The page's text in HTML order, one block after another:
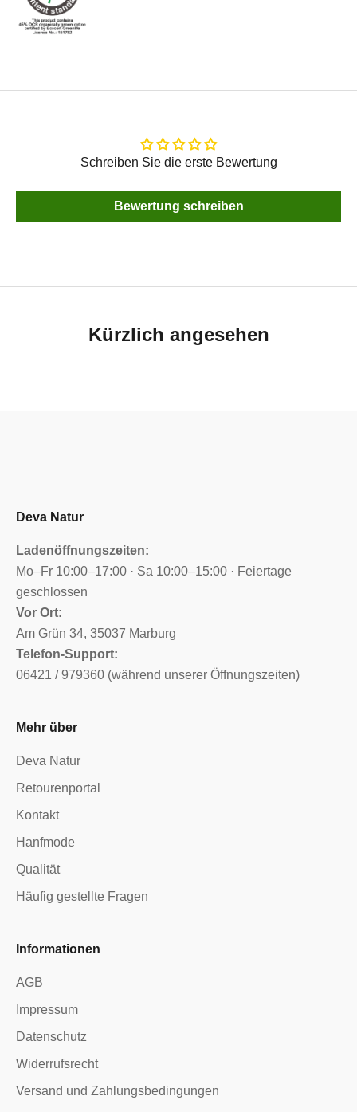
Schreiben Sie die erste Bewertung
Bewertung schreiben
Kürzlich angesehen
Deva Natur
Ladenöffnungszeiten:
Mo–Fr 10:00–17:00 · Sa 10:00–15:00 · Feiertage
geschlossen
Vor Ort:
Am Grün 34, 35037 Marburg
Telefon-Support:
06421 / 979360 (während unserer Öffnungszeiten)
Mehr über
Deva Natur
Retourenportal
Kontakt
Hanfmode
Qualität
Häufig gestellte Fragen
Informationen
AGB
Impressum
Datenschutz
Widerrufsrecht
Versand und Zahlungsbedingungen